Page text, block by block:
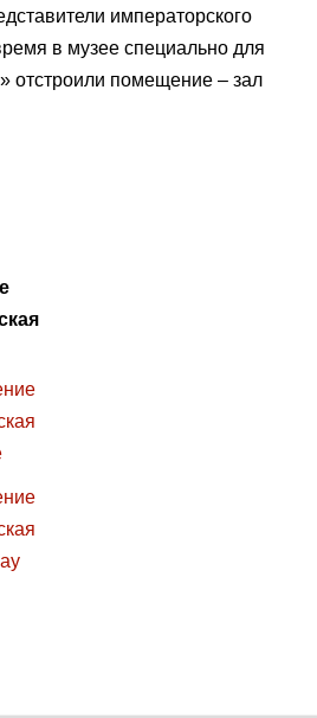
императорского
в музее специально для
отстроили помещение – зал